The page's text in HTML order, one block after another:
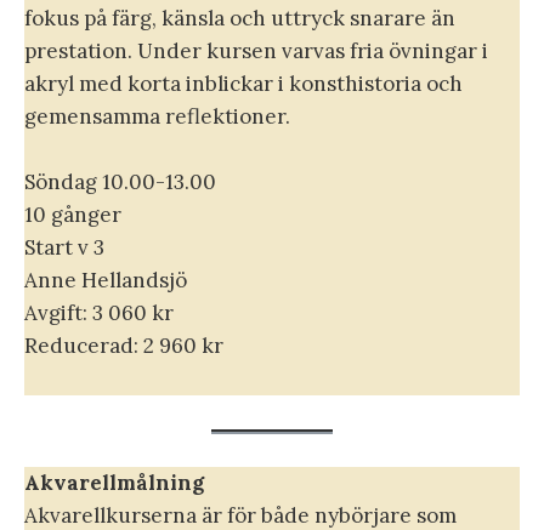
fokus på färg, känsla och uttryck snarare än
prestation. Under kursen varvas fria övningar i
akryl med korta inblickar i konsthistoria och
gemensamma reflektioner.
Söndag 10.00-13.00
10 gånger
Start v 3
Anne Hellandsjö
Avgift: 3 060 kr
Reducerad: 2 960 kr
Akvarellmålning
Akvarellkurserna är för både nybörjare som